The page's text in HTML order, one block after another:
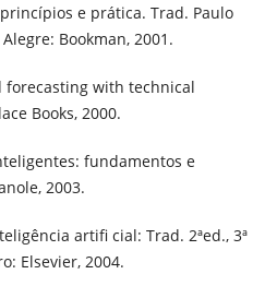
e prática. Trad. Paulo
Bookman, 2001.
forecasting with technical
Books, 2000.
fundamentos e
2003.
artifi cial: Trad. 2ªed., 3ª
Elsevier, 2004.